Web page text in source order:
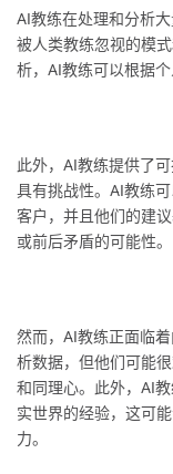
AI教练在处理和分析
被人类教练忽视的模
析，AI教练可以根据
此外，AI教练提供了
具有挑战性。AI教练
客户，并且他们的建
或前后矛盾的可能性。
然而，AI教练正面临
析数据，但他们可能
和同理心。此外，AI
实世界的经验，这可
力。